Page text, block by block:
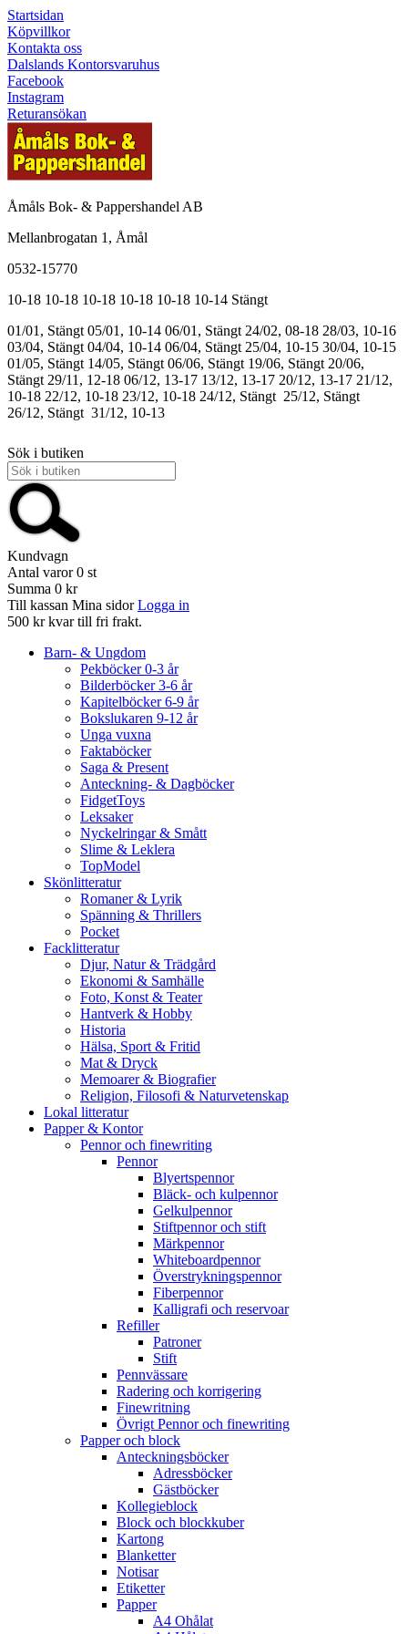
Startsidan
Köpvillkor
Kontakta oss
Dalslands Kontorsvaruhus
Facebook
Instagram
Returansökan
Åmåls Bok- & Pappershandel AB
Mellanbrogatan 1, Åmål
0532-15770
10-18 10-18 10-18 10-18 10-18 10-14 Stängt
01/01, Stängt 05/01, 10-14 06/01, Stängt 24/02, 08-18 28/03, 10-16
03/04, Stängt 04/04, 10-14 06/04, Stängt 25/04, 10-15 30/04, 10-15
01/05, Stängt 14/05, Stängt 06/06, Stängt 19/06, Stängt 20/06,
Stängt 29/11, 12-18 06/12, 13-17 13/12, 13-17 20/12, 13-17 21/12,
10-18 22/12, 10-18 23/12, 10-18 24/12, Stängt 25/12, Stängt
26/12, Stängt 31/12, 10-13
Sök i butiken
Kundvagn
Antal varor 0 st
Summa 0 kr
Till kassan Mina sidor Logga in
500 kr kvar till fri frakt.
Barn- & Ungdom
Pekböcker 0-3 år
Bilderböcker 3-6 år
Kapitelböcker 6-9 år
Bokslukaren 9-12 år
Unga vuxna
Faktaböcker
Saga & Present
Anteckning- & Dagböcker
FidgetToys
Leksaker
Nyckelringar & Smått
Slime & Leklera
TopModel
Skönlitteratur
Romaner & Lyrik
Spänning & Thrillers
Pocket
Facklitteratur
Djur, Natur & Trädgård
Ekonomi & Samhälle
Foto, Konst & Teater
Hantverk & Hobby
Historia
Hälsa, Sport & Fritid
Mat & Dryck
Memoarer & Biografier
Religion, Filosofi & Naturvetenskap
Lokal litteratur
Papper & Kontor
Pennor och finewriting
Pennor
Blyertspennor
Bläck- och kulpennor
Gelkulpennor
Stiftpennor och stift
Märkpennor
Whiteboardpennor
Överstrykningspennor
Fiberpennor
Kalligrafi och reservoar
Refiller
Patroner
Stift
Pennvässare
Radering och korrigering
Finewritning
Övrigt Pennor och finewriting
Papper och block
Anteckningsböcker
Adressböcker
Gästböcker
Kollegieblock
Block och blockkuber
Kartong
Blanketter
Notisar
Etiketter
Papper
A4 Ohålat